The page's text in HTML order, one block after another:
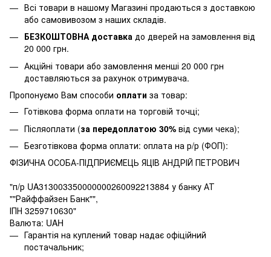
Всі товари в нашому Магазині продаються з доставкою
або самовивозом з наших складів.
БЕЗКОШТОВНА доставка до дверей на замовлення від
20 000 грн.
Акційні товари або замовлення менші 20 000 грн
доставляються за рахунок отримувача.
Пропонуємо Вам способи оплати за товар:
Готівкова форма оплати на торговій точці;
Післяоплати (за передоплатою 30% від суми чека);
Безготівкова форма оплати: оплата на р/р (ФОП):
ФІЗИЧНА ОСОБА-ПІДПРИЄМЕЦЬ ЯЦІВ АНДРІЙ ПЕТРОВИЧ
"п/р UA313003350000000260092213884 у банку АТ
""Райффайзен Банк"",
ІПН 3259710630"
Валюта: UAH
Гарантія на куплений товар надає офіційний
постачальник;